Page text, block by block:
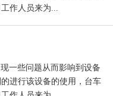
作人员来为...
一些问题从而影响到设备
进行该设备的使用，台车